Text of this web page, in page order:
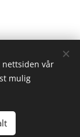
nettsiden vår
mulig